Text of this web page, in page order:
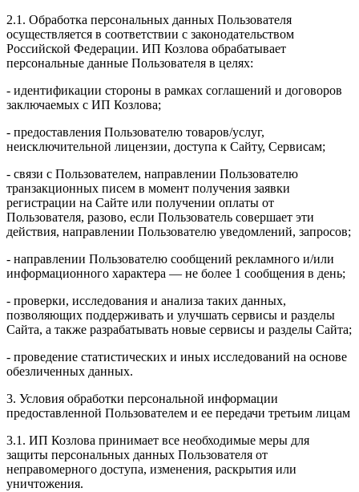
2.1. Обработка персональных данных Пользователя
осуществляется в соответствии с законодательством
Российской Федерации. ИП Козловa обрабатывает
персональные данные Пользователя в целях:
- идентификации стороны в рамках соглашений и договоров
заключаемых с ИП Козлова;
- предоставления Пользователю товаров/услуг,
неисключительной лицензии, доступа к Сайту, Сервисам;
- связи с Пользователем, направлении Пользователю
транзакционных писем в момент получения заявки
регистрации на Сайте или получении оплаты от
Пользователя, разово, если Пользователь совершает эти
действия, направлении Пользователю уведомлений, запросов;
- направлении Пользователю сообщений рекламного и/или
информационного характера — не более 1 сообщения в день;
- проверки, исследования и анализа таких данных,
позволяющих поддерживать и улучшать сервисы и разделы
Сайта, а также разрабатывать новые сервисы и разделы Сайта;
- проведение статистических и иных исследований на основе
обезличенных данных.
3. Условия обработки персональной информации
предоставленной Пользователем и ее передачи третьим лицам
3.1. ИП Козлова принимает все необходимые меры для
защиты персональных данных Пользователя от
неправомерного доступа, изменения, раскрытия или
уничтожения.